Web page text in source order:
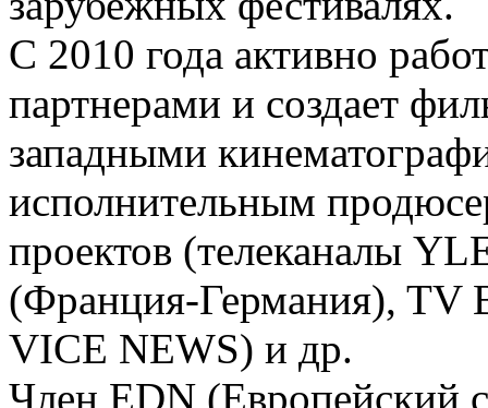
С 2010 года активно
партнерами и создает
западными
исполнительным
проектов (телеканалы
(Франция-Германия), TV
VICE NEWS) и др.
Член EDN (Европейский